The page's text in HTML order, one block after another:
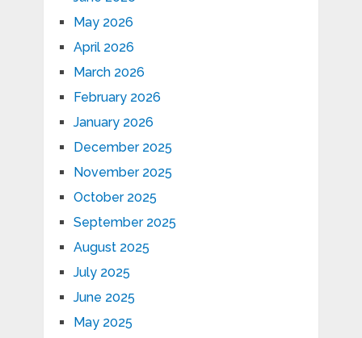
May 2026
April 2026
March 2026
February 2026
January 2026
December 2025
November 2025
October 2025
September 2025
August 2025
July 2025
June 2025
May 2025